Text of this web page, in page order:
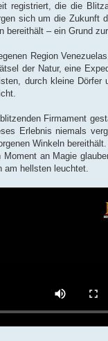
registriert, die die
sich um die
bereithält – ein Grund
Region
der Natur, eine
durch kleine
Firmament
Erlebnis niemals
Winkeln
an Magie
am hellsten leuchtet.